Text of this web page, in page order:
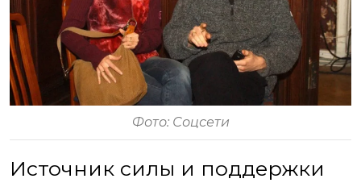
Фото: Соцсети
Источник силы и поддержки